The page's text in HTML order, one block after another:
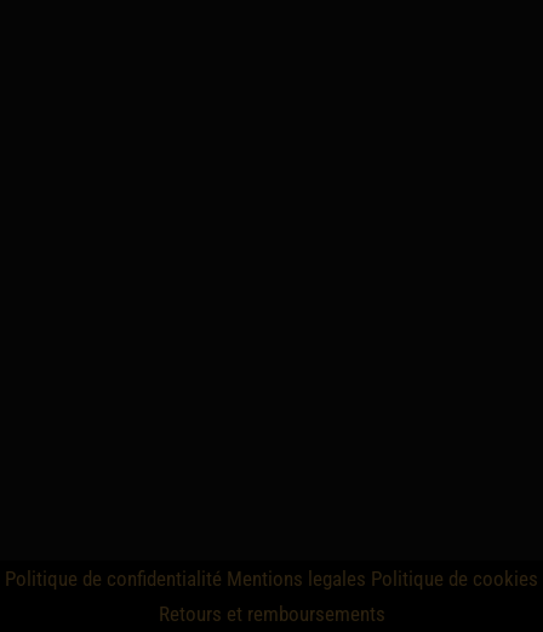
Politique de confidentialité Mentions legales Politique de cookies
Retours et remboursements